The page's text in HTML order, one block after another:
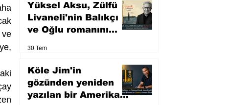
Yüksel Aksu, Zülfü
Livaneli'nin Balıkçı
ve Oğlu romanını
30 Tem
Köle Jim'in
gözünden yeniden
yazılan bir Amerikan